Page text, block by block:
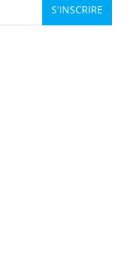
S'INSCRIRE